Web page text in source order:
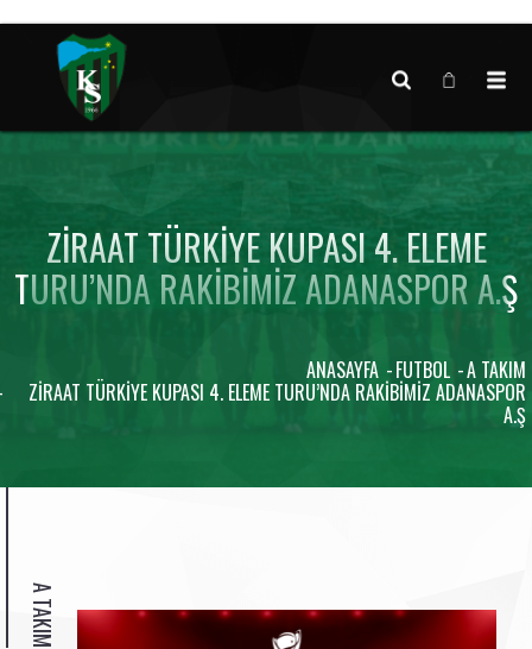
ZIRAAT TÜRKIYE KUPASI 4. ELEME
TURU’NDA RAKIBIMIZ ADANASPOR A.Ş
ANASAYFA FUTBOL A TAKIM
ZIRAAT TÜRKIYE KUPASI 4. ELEME TURU’NDA RAKIBIMIZ ADANASPOR
A.Ş
A TAKIM